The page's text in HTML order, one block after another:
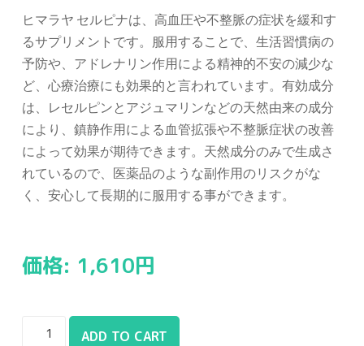
ヒマラヤ セルピナは、高血圧や不整脈の症状を緩和す
るサプリメントです。服用することで、生活習慣病の
予防や、アドレナリン作用による精神的不安の減少な
ど、心療治療にも効果的と言われています。有効成分
は、レセルピンとアジュマリンなどの天然由来の成分
により、鎮静作用による血管拡張や不整脈症状の改善
によって効果が期待できます。天然成分のみで生成さ
れているので、医薬品のような副作用のリスクがな
く、安心して長期的に服用する事ができます。
価格: 1,610円
ADD TO CART